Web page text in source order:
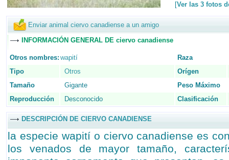
[Ver las 3 fotos
Enviar animal ciervo canadiense a un amigo
INFORMACIÓN GENERAL DE ciervo canadiense
Otros nombres: wapití
Raza
Tipo
Otros
Orígen
Tamaño
Gigante Peso Máximo
Reproducción
Desconocido Clasificación
DESCRIPCIÓN DE CIERVO CANADIENSE
la especie wapití o ciervo canadiense es
los venados de mayor tamaño,